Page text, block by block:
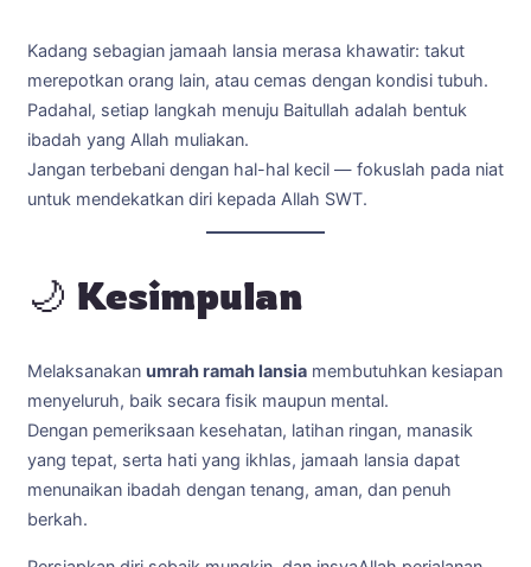
Kadang sebagian jamaah lansia merasa khawatir: takut
merepotkan orang lain, atau cemas dengan kondisi tubuh.
Padahal, setiap langkah menuju Baitullah adalah bentuk
ibadah yang Allah muliakan.
Jangan terbebani dengan hal-hal kecil — fokuslah pada niat
untuk mendekatkan diri kepada Allah SWT.
🌙 Kesimpulan
Melaksanakan umrah ramah lansia membutuhkan kesiapan
menyeluruh, baik secara fisik maupun mental.
Dengan pemeriksaan kesehatan, latihan ringan, manasik
yang tepat, serta hati yang ikhlas, jamaah lansia dapat
menunaikan ibadah dengan tenang, aman, dan penuh
berkah.